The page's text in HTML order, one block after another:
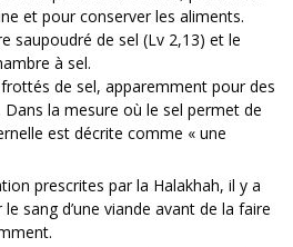
et pour conserver les aliments.
saupoudré de sel (Lv 2,13) et le
à sel.
de sel, apparemment pour des
Dans la mesure où le sel permet de
est décrite comme « une
prescrites par la Halakhah, il y a
sang d’une viande avant de la faire